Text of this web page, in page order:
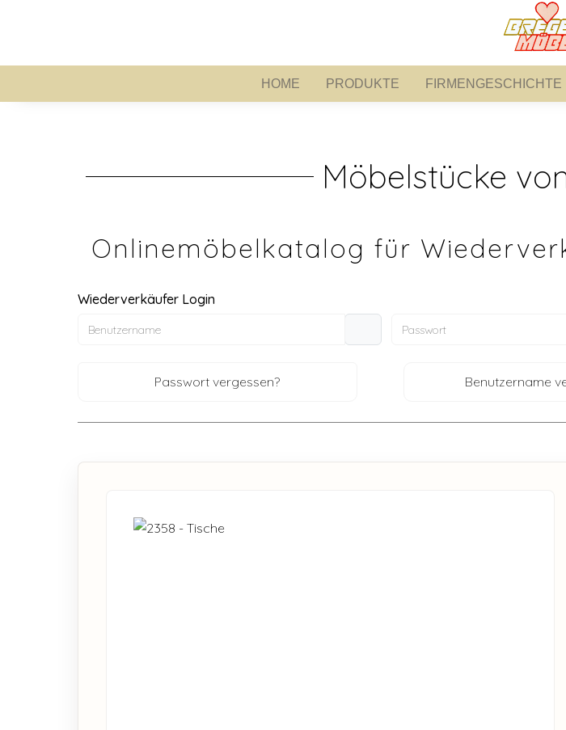
HOME PRODUKTE FIRMENGESCHICHTE
Möbelstücke
Onlinemöbelkatalog für
Wiederverkäufer Login
Benutzername
Passwort
Passwort vergessen? Benutzername